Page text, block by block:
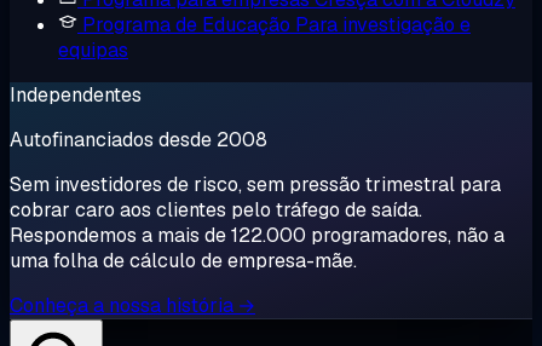
Programa de Educação Para investigação e
equipas
Independentes
Autofinanciados desde 2008
Sem investidores de risco, sem pressão trimestral para
cobrar caro aos clientes pelo tráfego de saída.
Respondemos a mais de 122.000 programadores, não a
uma folha de cálculo de empresa-mãe.
Conheça a nossa história →